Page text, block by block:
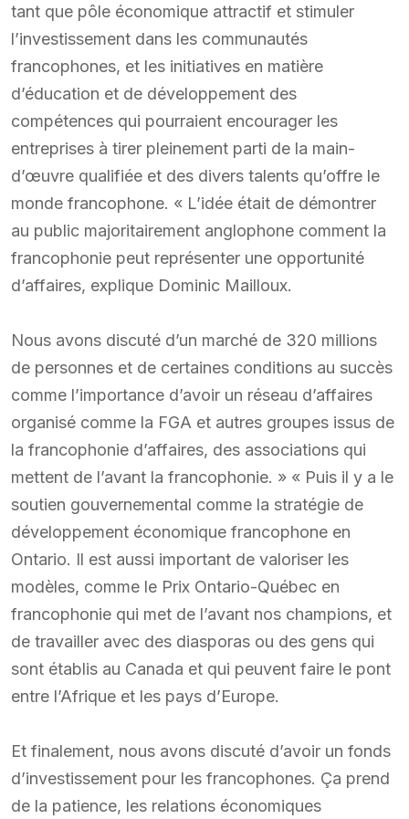
tant que pôle économique attractif et stimuler
l’investissement dans les communautés
francophones, et les initiatives en matière
d’éducation et de développement des
compétences qui pourraient encourager les
entreprises à tirer pleinement parti de la main-
d’œuvre qualifiée et des divers talents qu’offre le
monde francophone. « L’idée était de démontrer
au public majoritairement anglophone comment la
francophonie peut représenter une opportunité
d’affaires, explique Dominic Mailloux.
Nous avons discuté d’un marché de 320 millions
de personnes et de certaines conditions au succès
comme l’importance d’avoir un réseau d’affaires
organisé comme la FGA et autres groupes issus de
la francophonie d’affaires, des associations qui
mettent de l’avant la francophonie. » « Puis il y a le
soutien gouvernemental comme la stratégie de
développement économique francophone en
Ontario. Il est aussi important de valoriser les
modèles, comme le Prix Ontario-Québec en
francophonie qui met de l’avant nos champions, et
de travailler avec des diasporas ou des gens qui
sont établis au Canada et qui peuvent faire le pont
entre l’Afrique et les pays d’Europe.
Et finalement, nous avons discuté d’avoir un fonds
d’investissement pour les francophones. Ça prend
de la patience, les relations économiques